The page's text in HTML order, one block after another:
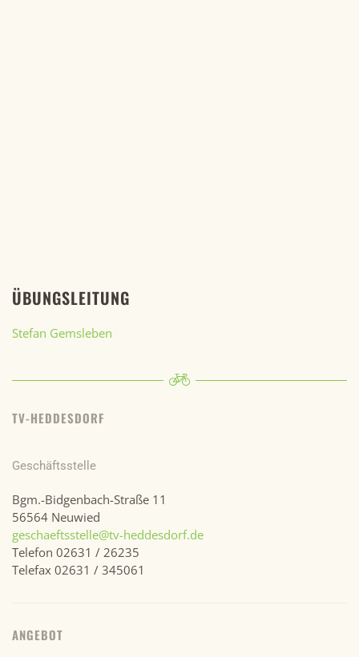
ÜBUNGSLEITUNG
Stefan Gemsleben
TV-HEDDESDORF
Geschäftsstelle
Bgm.-Bidgenbach-Straße 11
56564 Neuwied
geschaeftsstelle@tv-heddesdorf.de
Telefon 02631 / 26235
Telefax 02631 / 345061
ANGEBOT